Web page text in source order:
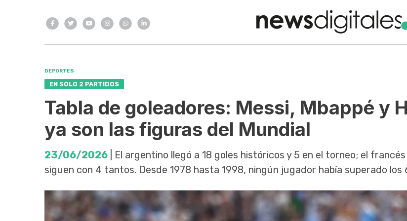
DEPORTES
EN SOLO 2 PARTIDOS
Tabla de goleadores: Messi, Mbappé y
ya son las figuras del Mundial
23/06/2026 | El argentino llegó a 18 goles históricos y 5 en el torneo; el
siguen con 4 tantos. Desde 1978 hasta 1998, ningún jugador había superado los